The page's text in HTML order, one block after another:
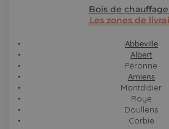
Bois de
Les zones de
Abbeville
Albert
Péronne
Amiens
Montdidier
Roye
Doullens
Corbie